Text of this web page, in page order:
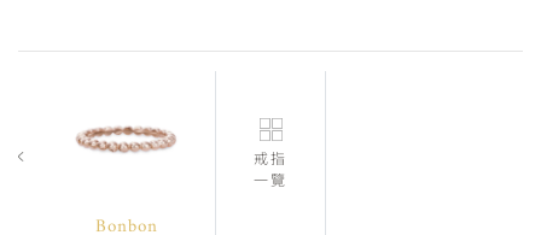
Bonbon
戒指
一覽